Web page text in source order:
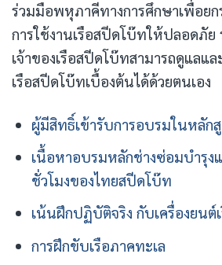
ร่วมมือพหุภาคีทางการศึกษาเพื่อย
การใช้งานเรือสปีดโบ๊ทให้ปลอดภัย
เจ้าของเรือสปีดโบ๊ทสามารถดูแลแ
เรือสปีดโบ๊ทเบื้องต้นได้ด้วยตนเอง
ผู้มีสิทธิ์เข้ารับการอบรมในหลัก
เนื้อหาอบรมหลักช่างซ่อมบำรุง
ชั่วโมงของไทยสปีดโบ๊ท
เน้นฝึกปฏิบัติจริง กับเครื่องยนต์
การฝึกขับเรือภาคทะเล